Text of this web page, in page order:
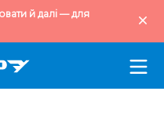
й далі — для